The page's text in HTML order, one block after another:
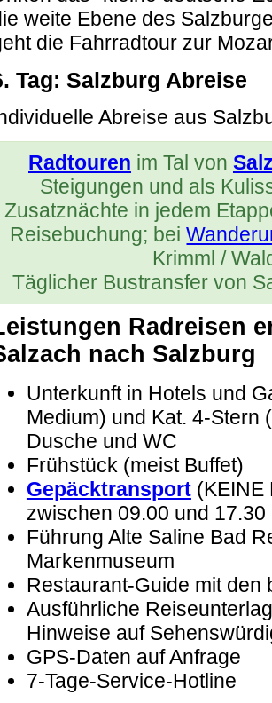
weite Ebene des
die Fahrradtour zur
Tag: Salzburg Abreise
Abreise aus
Radtouren im Tal von
Steigungen und als
Zusatznächte in jedem
Reisebuchung; bei
Krimml /
Täglicher Bustransfer von
Radreisen
nach Salzburg
Unterkunft in Hotels und
Medium) und Kat. 4-Stern
Dusche und WC
Frühstück (meist Buffet)
Gepäcktransport(KEINE
zwischen 09.00 und 17.30
Führung Alte Saline Bad
Markenmuseum
Restaurant-Guide mit den
Ausführliche
Hinweise auf
GPS-Daten auf Anfrage
7-Tage-Service-Hotline